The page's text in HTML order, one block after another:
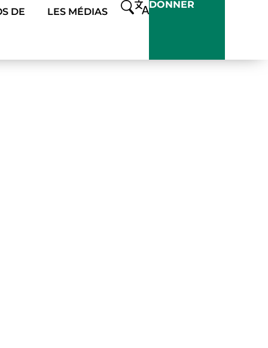
DE LES MÉDIAS
DONNER